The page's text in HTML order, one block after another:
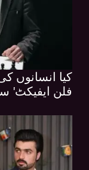
کیا انسانوں
فلن ایفیکٹ'